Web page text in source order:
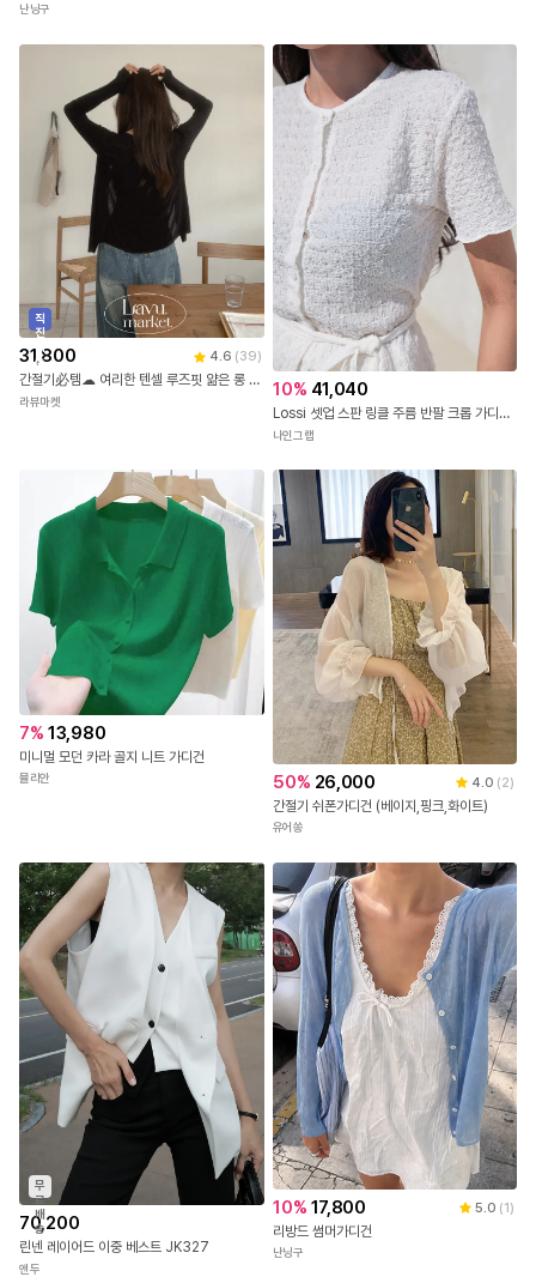
난닝구
직
진
배
송
31,800 4.6 (39)
간절기必템☁ 여리한 텐셀 루즈핏 얆은 롱 가디건 5color [말라핏가디건/루즈핏가디건/여름가디건/간절기가디건/손등덮는/장마룩]
라뷰마켓
10% 41,040
Lossi 셋업 스판 링클 주름 반팔 크롭 가디건 (2color) -벨트세트
나인그랩
7% 13,980
미니멀 모던 카라 골지 니트 가디건
뮬리안 50% 26,000 4.0 (2)
간절기 쉬폰가디건 (베이지,핑크,화이트)
유어쏭
무
료
배
송
70,200
린넨 레이어드 이중 베스트 JK327
앤두
10% 17,800 5.0 (1)
리방드 썸머가디건
난닝구